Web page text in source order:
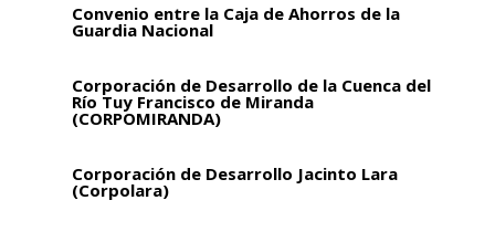
Convenio entre la Caja de Ahorros de la
Guardia Nacional
Corporación de Desarrollo de la Cuenca del
Río Tuy Francisco de Miranda
(CORPOMIRANDA)
Corporación de Desarrollo Jacinto Lara
(Corpolara)